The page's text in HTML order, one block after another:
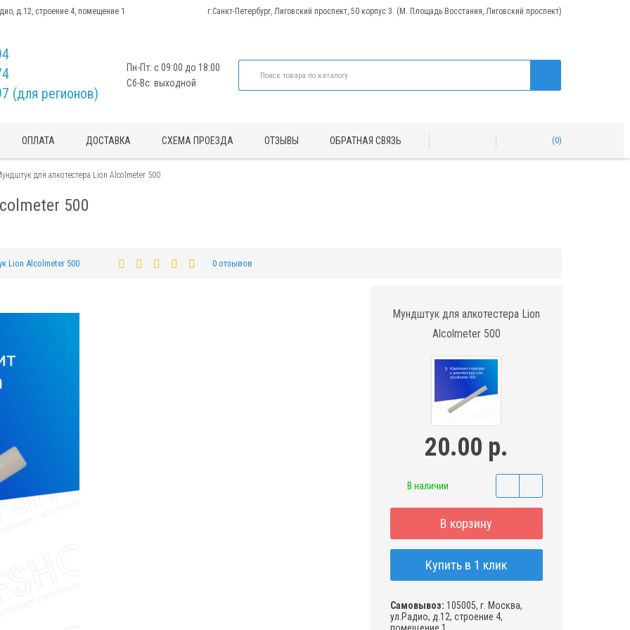
д.12, строение 4, помещение 1 г.Санкт-Петербург, Лиговский проспект, 50 корпус 3. (М. Площадь Восстания, Лиговский проспект)
(для регионов)
Пн-Пт: с 09:00 до 18:00
Сб-Вс: выходной
ОПЛАТА ДОСТАВКА СХЕМА ПРОЕЗДА ОТЗЫВЫ ОБРАТНАЯ СВЯЗЬ 0
для алкотестера Lion Alcolmeter 500
500
Lion Alcolmeter 500 0 отзывов
Мундштук для алкотестера Lion
Alcolmeter 500
20.00 р.
В наличии
В корзину
Купить в 1 клик
Самовывоз: 105005, г. Москва,
ул.Радио, д.12, строение 4,